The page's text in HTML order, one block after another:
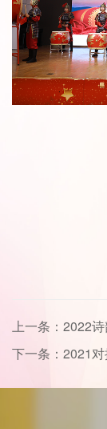
上一条：2022
下一条：2021